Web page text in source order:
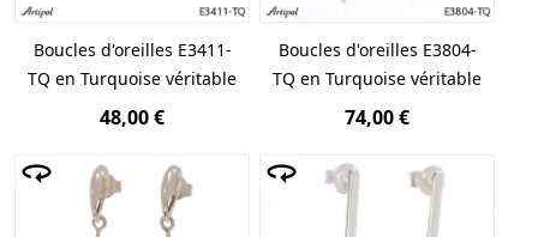
Boucles d'oreilles E3411-
TQ en Turquoise véritable
48,00 €
Boucles d'oreilles E3804-
TQ en Turquoise véritable
74,00 €